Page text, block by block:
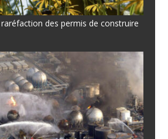
raréfaction des permis de construire